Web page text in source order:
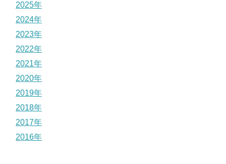
2025年
2024年
2023年
2022年
2021年
2020年
2019年
2018年
2017年
2016年